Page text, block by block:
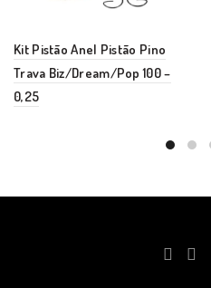
Kit Pistão Anel Pistão Pino
Trava Biz/Dream/Pop 100 –
0,25